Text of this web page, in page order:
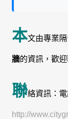
本文由專業
牆的資訊，歡
聯絡資訊：
http://